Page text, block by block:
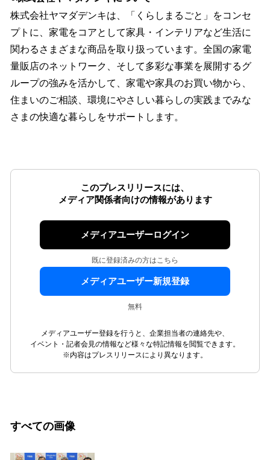
株式会社ヤマダデンキは、「くらしまるごと」をコンセ
プトに、家電をコアとして家具・インテリアなど生活に
関わるさまざまな商品を取り扱っています。全国の家電
量販店のネットワーク、そして多彩な事業を展開するグ
ループの強みを活かして、家電や家具のお買い物から、
住まいのご相談、環境にやさしい暮らしの実践までみな
さまの快適な暮らしをサポートします。
このプレスリリースには、
メディア関係者向けの情報があります
メディアユーザーログイン
既に登録済みの方はこちら
メディアユーザー新規登録
無料
メディアユーザー登録を行うと、企業担当者の連絡先や、
イベント・記者会見の情報など様々な特記情報を閲覧できます。
※内容はプレスリリースにより異なります。
すべての画像